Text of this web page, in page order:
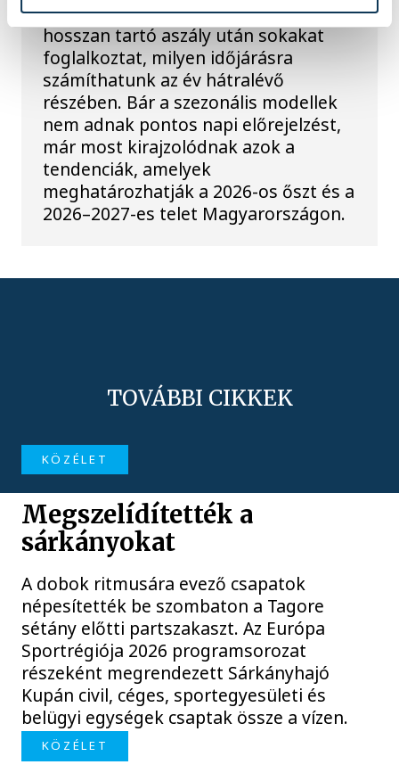
A rendkívüli nyári hőhullámok és a
hosszan tartó aszály után sokakat
foglalkoztat, milyen időjárásra
számíthatunk az év hátralévő
részében. Bár a szezonális modellek
nem adnak pontos napi előrejelzést,
már most kirajzolódnak azok a
tendenciák, amelyek
meghatározhatják a 2026-os őszt és a
2026–2027-es telet Magyarországon.
TOVÁBBI CIKKEK
KÖZÉLET
Megszelídítették a
sárkányokat
A dobok ritmusára evező csapatok
népesítették be szombaton a Tagore
sétány előtti partszakaszt. Az Európa
Sportrégiója 2026 programsorozat
részeként megrendezett Sárkányhajó
Kupán civil, céges, sportegyesületi és
belügyi egységek csaptak össze a vízen.
KÖZÉLET